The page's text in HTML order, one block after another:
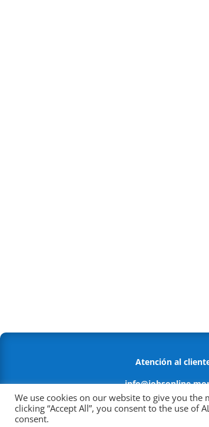
Atención al
Política antifraude
We use cookies on our website to give you
clicking “Accept All”, you consent to the use of
consent.